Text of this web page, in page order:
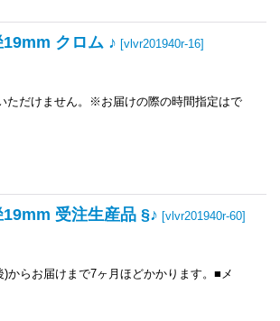
クロム ♪ [vlvr201940r-16]
ただけません。※お届けの際の時間指定はで
受注生産品 §♪ [vlvr201940r-60]
らお届けまで7ヶ月ほどかかります。■メ